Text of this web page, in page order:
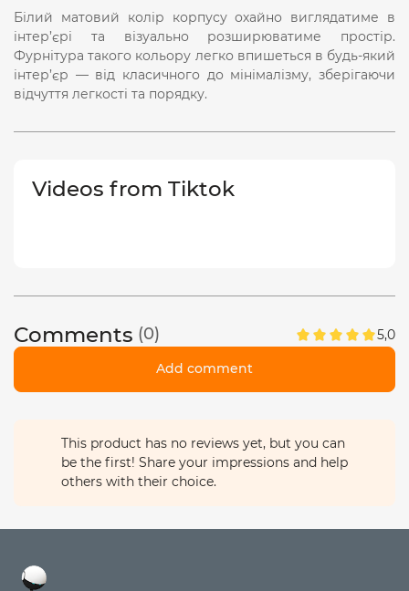
Білий матовий колір корпусу охайно виглядатиме в
інтер’єрі та візуально розширюватиме простір.
Фурнітура такого кольору легко впишеться в будь-який
інтер’єр — від класичного до мінімалізму, зберігаючи
відчуття легкості та порядку.
Videos from Tiktok
Comments (0) 5,0
Add comment
This product has no reviews yet, but you can
be the first! Share your impressions and help
others with their choice.